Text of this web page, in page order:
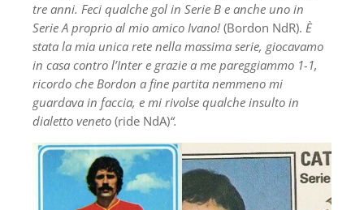
tre anni. Feci qualche gol in Serie B e anche uno in
Serie A proprio al mio amico Ivano! (Bordon NdR). È
stata la mia unica rete nella massima serie, giocavamo
in casa contro l’Inter e grazie a me pareggiammo 1-1,
ricordo che Bordon a fine partita nemmeno mi
guardava in faccia, e mi rivolse qualche insulto in
dialetto veneto (ride NdA)“.